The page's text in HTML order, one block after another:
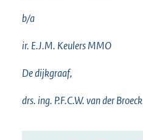
b/a
ir. E.J.M. Keulers MMO
De dijkgraaf,
drs. ing. P.F.C.W. van der Broeck